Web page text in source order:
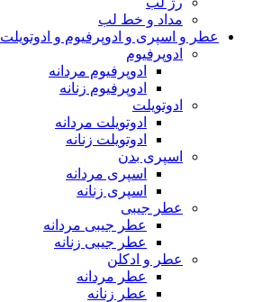
مداد و خط لب
عطر و اسپری و ادوپرفیوم و ادوتویلت
ادوپرفیوم
ادوپرفیوم مردانه
ادوپرفیوم زنانه
ادوتویلت
ادوتویلت مردانه
ادوتویلت زنانه
اسپری بدن
اسپری مردانه
اسپری زنانه
عطر جیبی
عطر جیبی مردانه
عطر جیبی زنانه
عطر و ادکلن
عطر مردانه
عطر زنانه